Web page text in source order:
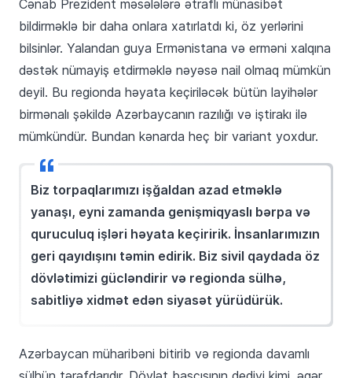
Cənab Prezident məsələlərə ətraflı münasibət
bildirməklə bir daha onlara xatırlatdı ki, öz yerlərini
bilsinlər. Yalandan guya Ermənistana və erməni xalqına
dəstək nümayiş etdirməklə nəyəsə nail olmaq mümkün
deyil. Bu regionda həyata keçiriləcək bütün layihələr
birmənalı şəkildə Azərbaycanın razılığı və iştirakı ilə
mümkündür. Bundan kənarda heç bir variant yoxdur.
Biz torpaqlarımızı işğaldan azad etməklə
yanaşı, eyni zamanda genişmiqyaslı bərpa və
quruculuq işləri həyata keçiririk. İnsanlarımızın
geri qayıdışını təmin edirik. Biz sivil qaydada öz
dövlətimizi gücləndirir və regionda sülhə,
sabitliyə xidmət edən siyasət yürüdürük.
Azərbaycan müharibəni bitirib və regionda davamlı